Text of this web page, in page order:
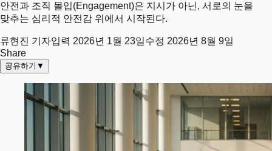
안전과 조직 몰입(Engagement)은 지시가 아닌, 서로의 눈을
맞추는 심리적 안전감 위에서 시작된다.
류현진 기자입력 2026년 1월 23일수정 2026년 8월 9일
Share
공유하기 ▼